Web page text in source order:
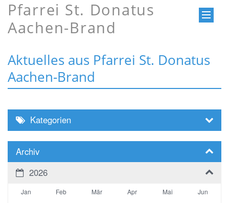
Pfarrei St. Donatus
Aachen-Brand
Aktuelles aus Pfarrei St. Donatus
Aachen-Brand
Kategorien
Archiv
2026
Jan Feb Mär Apr Mai
Jun